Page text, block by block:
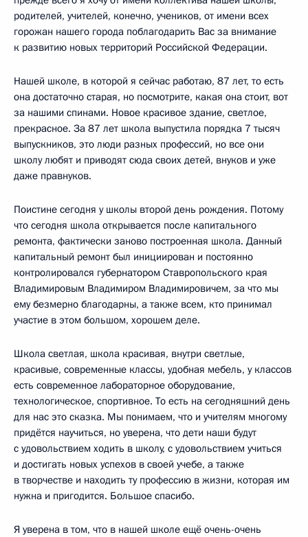
родителей, учителей, конечно, учеников, от имени всех
горожан нашего города поблагодарить Вас за внимание
к развитию новых территорий Российской Федерации.
Нашей школе, в которой я сейчас работаю, 87 лет, то есть
она достаточно старая, но посмотрите, какая она стоит, вот
за нашими спинами. Новое красивое здание, светлое,
прекрасное. За 87 лет школа выпустила порядка 7 тысяч
выпускников, это люди разных профессий, но все они
школу любят и приводят сюда своих детей, внуков и уже
даже правнуков.
Поистине сегодня у школы второй день рождения. Потому
что сегодня школа открывается после капитального
ремонта, фактически заново построенная школа. Данный
капитальный ремонт был инициирован и постоянно
контролировался губернатором Ставропольского края
Владимировым Владимиром Владимировичем, за что мы
ему безмерно благодарны, а также всем, кто принимал
участие в этом большом, хорошем деле.
Школа светлая, школа красивая, внутри светлые,
красивые, современные классы, удобная мебель, у классов
есть современное лабораторное оборудование,
технологическое, спортивное. То есть на сегодняшний день
для нас это сказка. Мы понимаем, что и учителям многому
придётся научиться, но уверена, что дети наши будут
с удовольствием ходить в школу, с удовольствием учиться
и достигать новых успехов в своей учебе, а также
в творчестве и находить ту профессию в жизни, которая им
нужна и пригодится. Большое спасибо.
Я уверена в том, что в нашей школе ещё очень-очень